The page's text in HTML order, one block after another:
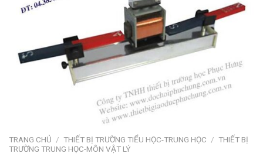
TRANG CHỦ / THIẾT BỊ TRƯỜNG TIỂU HỌC-TRUNG HỌC / THIẾT BỊ
TRƯỜNG TRUNG HỌC-MÔN VẬT LÝ